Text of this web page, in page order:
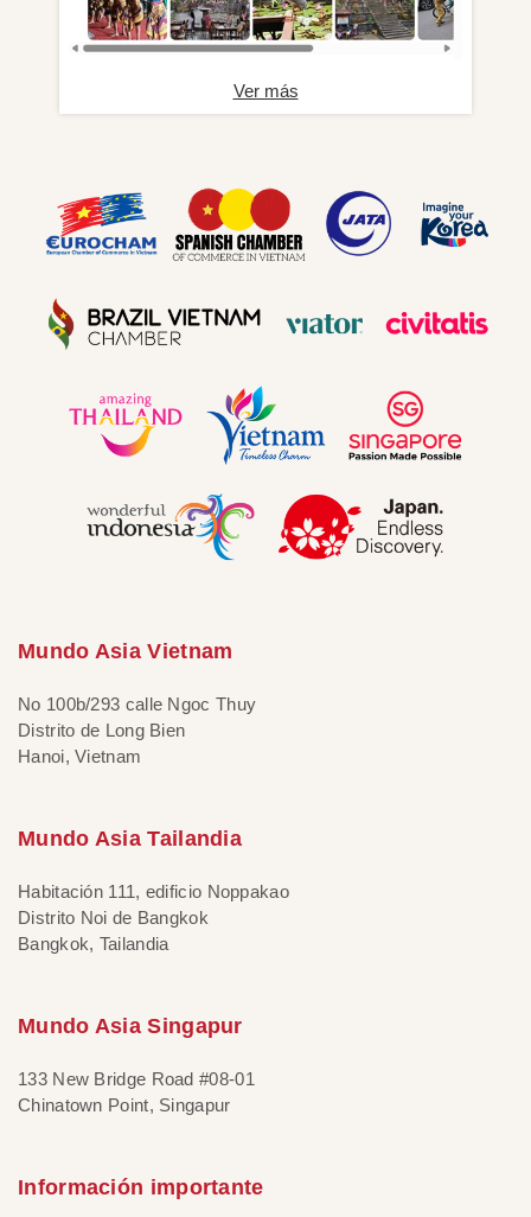
Ver más
Mundo Asia Vietnam
No 100b/293 calle Ngoc Thuy
Distrito de Long Bien
Hanoi, Vietnam
Mundo Asia Tailandia
Habitación 111, edificio Noppakao
Distrito Noi de Bangkok
Bangkok, Tailandia
Mundo Asia Singapur
133 New Bridge Road #08-01
Chinatown Point, Singapur
Información importante